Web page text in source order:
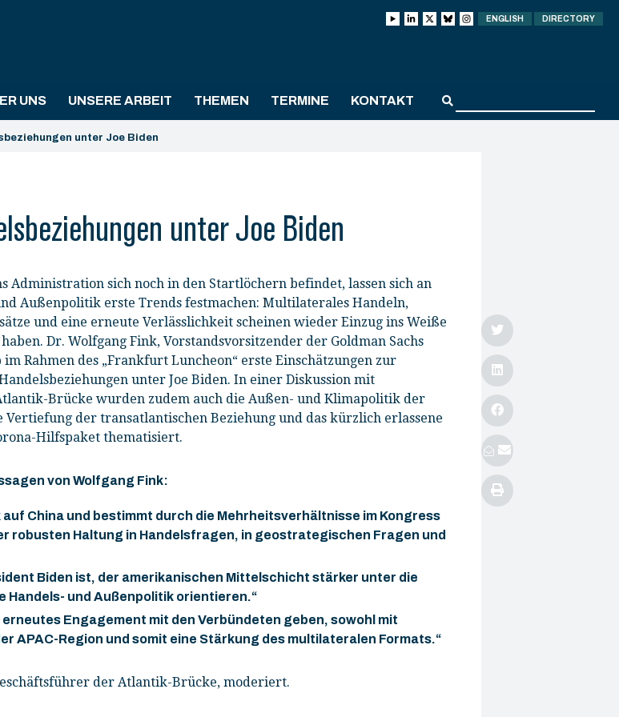
ENGLISH DIRECTORY
UNS UNSERE ARBEIT THEMEN TERMINE KONTAKT
unter Joe Biden
unter Joe Biden
Administration sich noch in den Startlöchern befindet, lassen sich an
Außenpolitik erste Trends festmachen: Multilaterales Handeln,
und eine erneute Verlässlichkeit scheinen wieder Einzug ins Weiße
Dr. Wolfgang Fink, Vorstandsvorsitzender der Goldman Sachs
im Rahmen des „Frankfurt Luncheon“ erste Einschätzungen zur
unter Joe Biden. In einer Diskussion mit
Brücke wurden zudem auch die Außen- und Klimapolitik der
Vertiefung der transatlantischen Beziehung und das kürzlich erlassene
Hilfspaket thematisiert.
von Wolfgang Fink:
auf China und bestimmt durch die Mehrheitsverhältnisse im Kongress
robusten Haltung in Handelsfragen, in geostrategischen Fragen und
Biden ist, der amerikanischen Mittelschicht stärker unter die
Handels- und Außenpolitik orientieren.“
Engagement mit den Verbündeten geben, sowohl mit
APAC-Region und somit eine Stärkung des multilateralen Formats.“
der Atlantik-Brücke, moderiert.